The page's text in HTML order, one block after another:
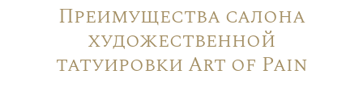
Преимущества салона
художественной
татуировки Art of Pain